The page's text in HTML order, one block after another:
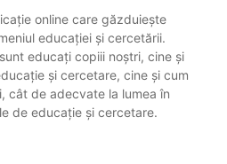
online care găzduiește
educației și cercetării.
educați copiii noștri, cine și
și cercetare, cine și cum
cât de adecvate la lumea în
de educație și cercetare.